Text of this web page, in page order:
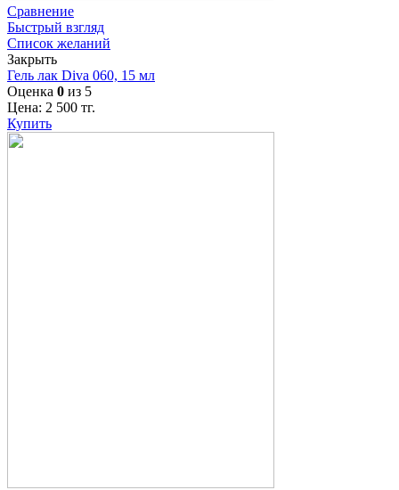
Сравнение
Быстрый взгляд
Список желаний
Закрыть
Гель лак Diva 060, 15 мл
Оценка 0 из 5
Цена: 2 500 тг.
Купить